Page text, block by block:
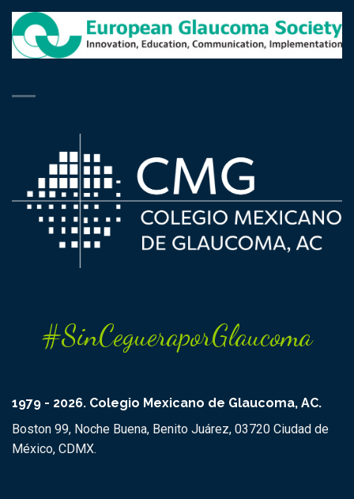
#SinCegueraporGlaucoma
1979 - 2026. Colegio Mexicano de Glaucoma, AC.
Boston 99, Noche Buena, Benito Juárez, 03720 Ciudad de
México, CDMX.